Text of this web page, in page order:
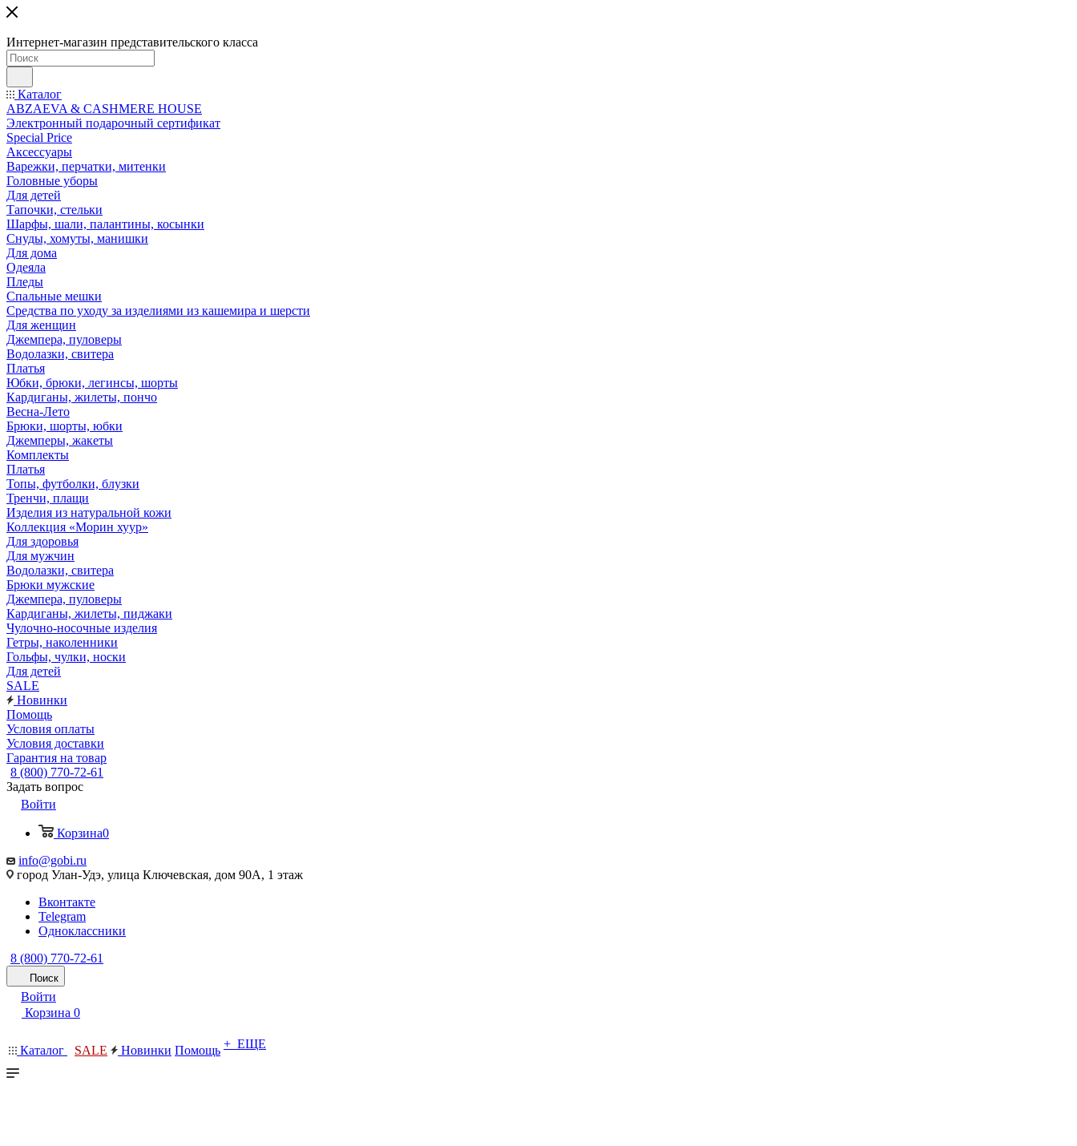
Интернет-магазин представительского класса
Каталог
ABZAEVA & CASHMERE HOUSE
Электронный подарочный сертификат
Special Price
Аксессуары
Варежки, перчатки, митенки
Головные уборы
Для детей
Тапочки, стельки
Шарфы, шали, палантины, косынки
Снуды, хомуты, манишки
Для дома
Одеяла
Пледы
Спальные мешки
Средства по уходу за изделиями из кашемира и шерсти
Для женщин
Джемпера, пуловеры
Водолазки, свитера
Платья
Юбки, брюки, легинсы, шорты
Кардиганы, жилеты, пончо
Весна-Лето
Брюки, шорты, юбки
Джемперы, жакеты
Комплекты
Платья
Топы, футболки, блузки
Тренчи, плащи
Изделия из натуральной кожи
Коллекция «Морин хуур»
Для здоровья
Для мужчин
Водолазки, свитера
Брюки мужские
Джемпера, пуловеры
Кардиганы, жилеты, пиджаки
Чулочно-носочные изделия
Гетры, наколенники
Гольфы, чулки, носки
Для детей
SALE
Новинки
Помощь
Условия оплаты
Условия доставки
Гарантия на товар
8 (800) 770-72-61
Задать вопрос
Войти
Корзина0
info@gobi.ru
город Улан-Удэ, улица Ключевская, дом 90А, 1 этаж
Вконтакте
Telegram
Одноклассники
8 (800) 770-72-61
Поиск
Войти
Корзина 0
Каталог SALE Новинки Помощь + ЕЩЕ